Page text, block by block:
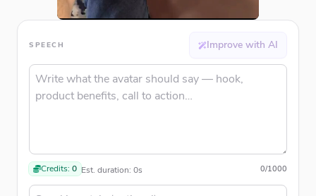
SPEECH Improve with AI
Credits: 0 Est. duration: 0s 0/1000